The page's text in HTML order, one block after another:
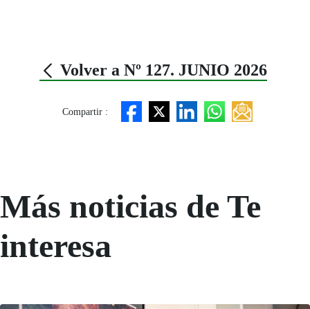
Volver a Nº 127. JUNIO 2026
Compartir :
Más noticias de Te
interesa